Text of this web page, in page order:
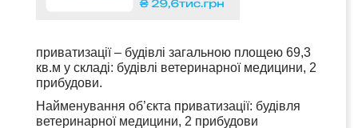
приватизації – будівлі загальною площею 69,3
кв.м у складі: будівлі ветеринарної медицини, 2
прибудови.
Найменування об’єкта приватизації: будівля
ветеринарної медицини, 2 прибудови